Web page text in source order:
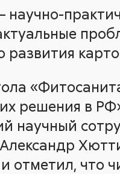
решения в
научный
отметил, что